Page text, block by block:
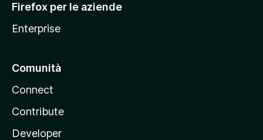
a
Firefox per le aziende
Enterprise
Comunità
Connect
Contribute
Developer